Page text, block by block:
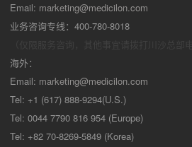
Email: marketing@medicilon.com
业务咨询专线：400-780-8018
海外：
Email: marketing@medicilon.com
Tel: +1 (617) 888-9294(U.S.)
Tel: 0044 7790 816 954 (Europe)
Tel: +82 70-8269-5849 (Korea)